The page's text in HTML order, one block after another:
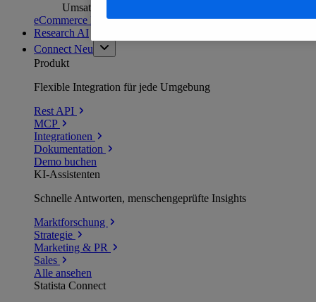
Umsatzanalysen und -prognosen
eCommerce Insights entdecken
Research AI
Connect Neu
Produkt
Flexible Integration für jede Umgebung
Rest API
MCP
Integrationen
Dokumentation
Demo buchen
KI-Assistenten
Schnelle Antworten, menschengeprüfte Insights
Marktforschung
Strategie
Marketing & PR
Sales
Alle ansehen
Statista Connect